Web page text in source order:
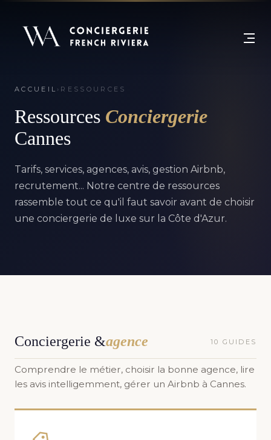
ACCUEIL › RESSOURCES
Ressources Conciergerie
Cannes
Tarifs, services, agences, avis, gestion Airbnb,
recrutement... Notre centre de ressources
rassemble tout ce qu'il faut savoir avant de choisir
une conciergerie de luxe sur la Côte d'Azur.
Conciergerie &agence 10 GUIDES
Comprendre le métier, choisir la bonne agence, lire
les avis intelligemment, gérer un Airbnb à Cannes.